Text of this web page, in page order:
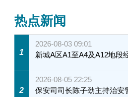
热点新闻
1
2026-08-03 09:01
新城A区A1至A4及A12地段
2
2026-08-05 22:25
保安司司长陈子劲主持治安